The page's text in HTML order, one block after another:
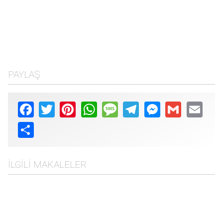
PAYLAŞ
Facebook
Twitter PinterestWhatsAppMessageTelegramMessenger
Gmail Email
Share
İLGILI MAKALELER